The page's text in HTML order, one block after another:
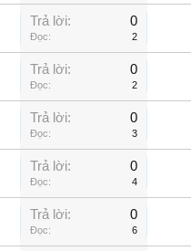
Trả lời: 0
Đọc: 2
Trả lời: 0
Đọc: 2
Trả lời: 0
Đọc: 3
Trả lời: 0
Đọc: 4
Trả lời: 0
Đọc: 6